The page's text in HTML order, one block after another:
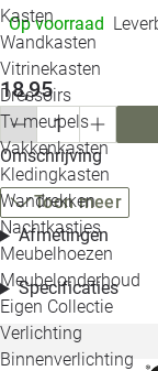
Kasten
Wandkasten
Vitrinekasten
Dressoirs
Tv meubels
Vakkenkasten
Kledingkasten
Wandrekken
Nachtkastjes
Meubelhoezen
Meubelonderhoud
Eigen Collectie
Verlichting
Binnenverlichting
Op voorraad
18,95
Omschrijving
Toon meer
Afmetingen
Specificaties